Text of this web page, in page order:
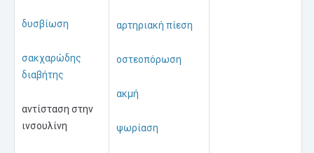
δυσβίωση
σακχαρώδης
διαβήτης
αντίσταση στην
ινσουλίνη
αρτηριακή πίεση
οστεοπόρωση
ακμή
ψωρίαση